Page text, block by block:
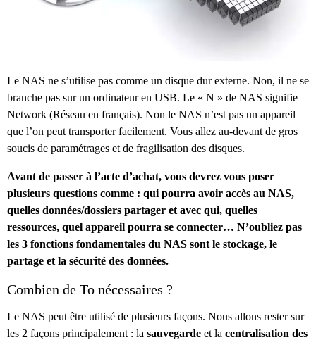
Le NAS ne s’utilise pas comme un disque dur externe. Non, il ne se
branche pas sur un ordinateur en USB. Le « N » de NAS signifie
Network (Réseau en français). Non le NAS n’est pas un appareil
que l’on peut transporter facilement. Vous allez au-devant de gros
soucis de paramétrages et de fragilisation des disques.
Avant de passer à l’acte d’achat, vous devrez vous poser
plusieurs questions comme : qui pourra avoir accès au NAS,
quelles données/dossiers partager et avec qui, quelles
ressources, quel appareil pourra se connecter… N’oubliez pas
les 3 fonctions fondamentales du NAS sont le stockage, le
partage et la sécurité des données.
Combien de To nécessaires ?
Le NAS peut être utilisé de plusieurs façons. Nous allons rester sur
les 2 façons principalement : la sauvegarde et la centralisation des